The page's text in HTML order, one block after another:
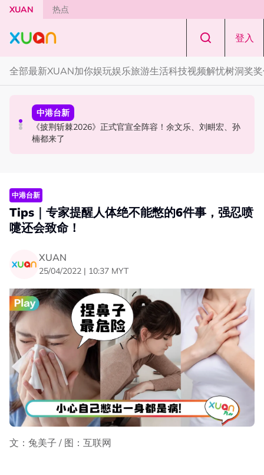
Skip to main content
XUAN 热点
登入
全部最新XUAN加你娱玩娱乐旅游生活科技视频解忧树洞奖
中港台新
陈土豆玩梗《下一站幸福》！同框阿信、吴建豪上演“光晞
不能捐”桥段
演唱会
范玮琪云顶开唱哽咽了！感性告白大马粉丝：我想继续唱
下去
中港台新
《披荆斩棘2026》正式官宣全阵容！余文乐、刘畊宏、孙
楠都来了
中港台新
Tips｜专家提醒人体绝不能憋的6件事，强忍喷
嚏还会致命！
XUAN
25/04/2022 | 10:37 MYT
文：兔美子 / 图：互联网